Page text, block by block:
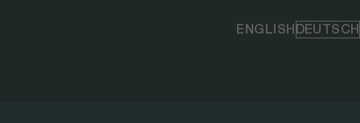
ENGLISHDEUTSCH